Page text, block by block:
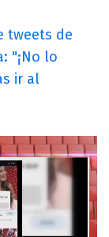
tweets de
"¡No lo
ir al